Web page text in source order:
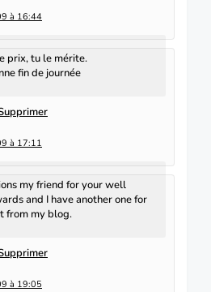
à 16:44
prix, tu le mérite.
fin de journée
à 17:11
my friend for your well
and I have another one for
from my blog.
à 19:05